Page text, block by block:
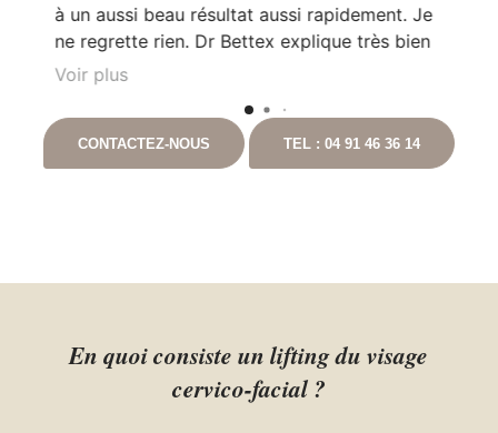
à un aussi beau résultat aussi rapidement. Je
ne regrette rien. Dr Bettex explique très bien
son rôle dans. la. prise en soin et est très à
en cas que questionnement. Ayant pour
projet de continuer les chirurgies correctrices
avec lui suite à un gros amaigrissement, je ne
Voir plus
CONTACTEZ-NOUS TEL : 04 91 46 36 14
En quoi consiste un lifting du visage
cervico-facial ?